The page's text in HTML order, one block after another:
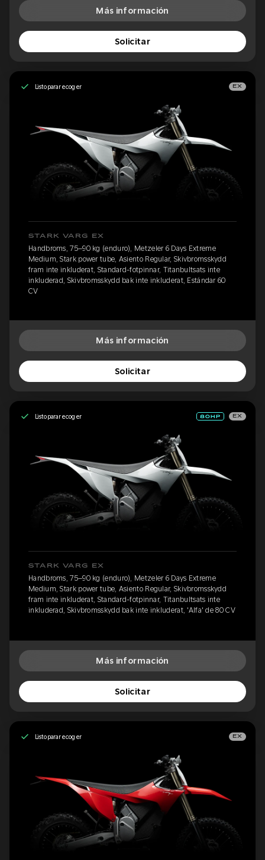
Más información
Solicitar
Listo para recoger EX
STARK VARG EX
Handbroms, 75–90 kg (enduro), Metzeler 6 Days Extreme
Medium, Stark power tube, Asiento Regular, Skivbromsskydd
fram inte inkluderat, Standard-fotpinnar, Titanbultsats inte
inkluderad, Skivbromsskydd bak inte inkluderat, Estándar 60
CV
Más información
Solicitar
Listo para recoger EX
STARK VARG EX
Handbroms, 75–90 kg (enduro), Metzeler 6 Days Extreme
Medium, Stark power tube, Asiento Regular, Skivbromsskydd
fram inte inkluderat, Standard-fotpinnar, Titanbultsats inte
inkluderad, Skivbromsskydd bak inte inkluderat, 'Alfa' de 80 CV
Más información
Solicitar
Listo para recoger EX